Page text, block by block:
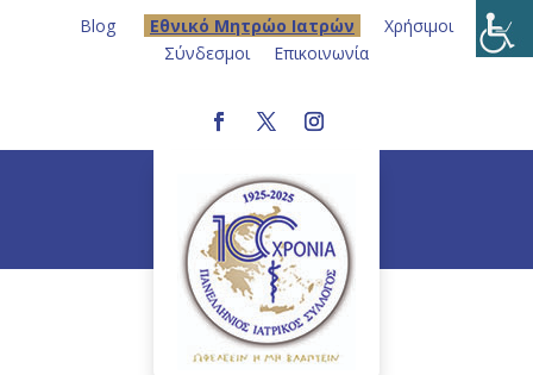
Blog Eθνικό Μητρώο Ιατρών
Χρήσιμοι
Σύνδεσμοι
Επικοινωνία